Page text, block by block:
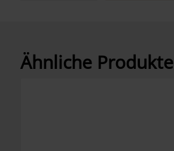
Ähnliche Produkte